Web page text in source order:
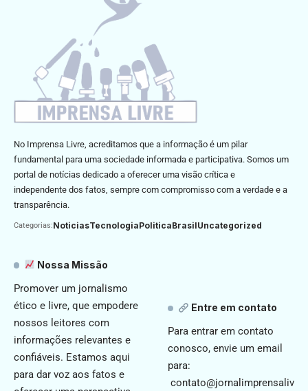
No Imprensa Livre, acreditamos que a informação é um pilar
fundamental para uma sociedade informada e participativa. Somos um
portal de notícias dedicado a oferecer uma visão crítica e
independente dos fatos, sempre com compromisso com a verdade e a
transparência.
Categorias:NoticiasTecnologiaPoliticaBrasilUncategorized
Nossa Missão
Promover um jornalismo
ético e livre, que empodere
nossos leitores com
informações relevantes e
confiáveis. Estamos aqui
para dar voz aos fatos e
Entre em contato
Para entrar em contato
conosco, envie um email
para:
contato@jornalimprensaliv